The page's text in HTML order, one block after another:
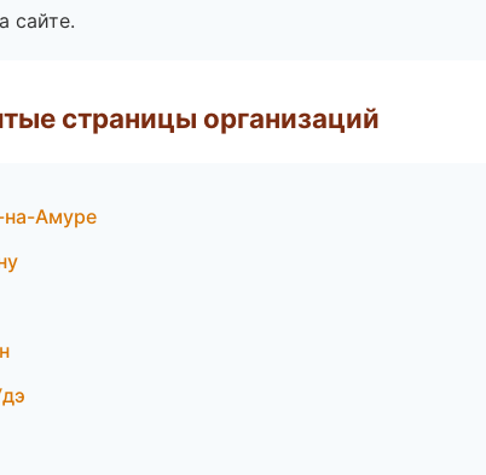
сайте.
страницы организаций
Амуре